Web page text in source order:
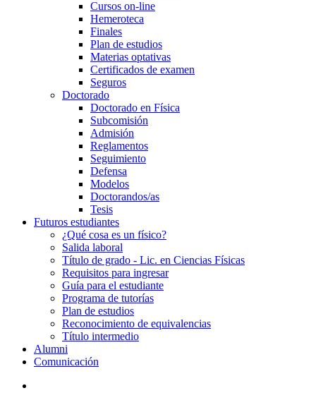
Cursos on-line
Hemeroteca
Finales
Plan de estudios
Materias optativas
Certificados de examen
Seguros
Doctorado
Doctorado en Física
Subcomisión
Admisión
Reglamentos
Seguimiento
Defensa
Modelos
Doctorandos/as
Tesis
Futuros estudiantes
¿Qué cosa es un físico?
Salida laboral
Título de grado - Lic. en Ciencias Físicas
Requisitos para ingresar
Guía para el estudiante
Programa de tutorías
Plan de estudios
Reconocimiento de equivalencias
Título intermedio
Alumni
Comunicación